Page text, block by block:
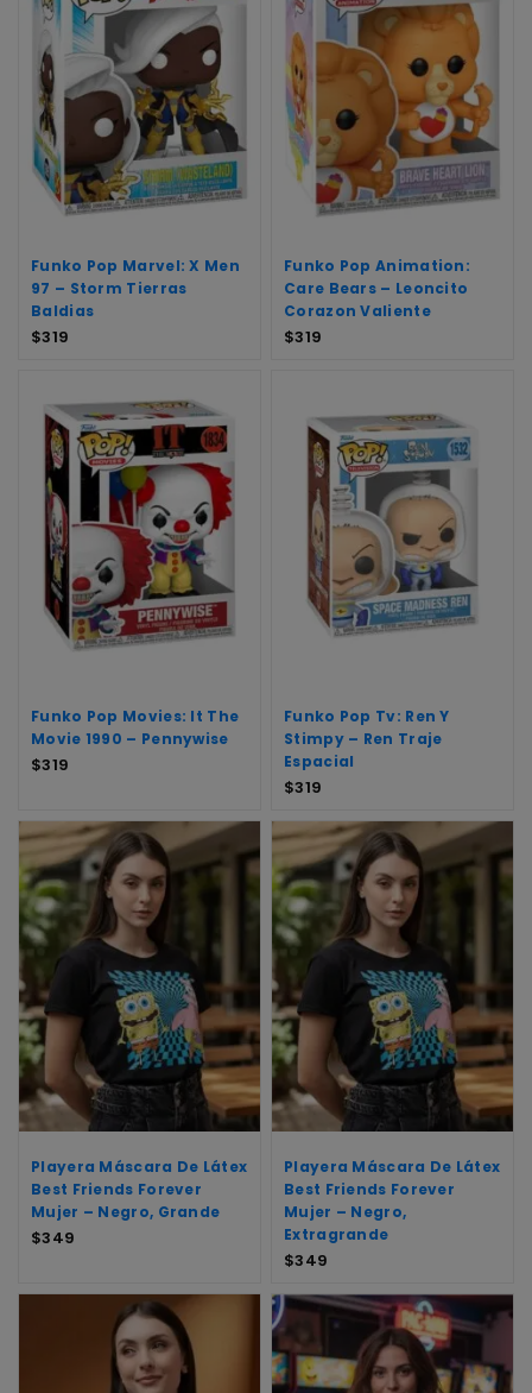
Funko Pop Marvel: X Men
97 – Storm Tierras
Baldias
$319
Funko Pop Animation:
Care Bears – Leoncito
Corazon Valiente
$319
Funko Pop Movies: It The
Movie 1990 – Pennywise
$319
Funko Pop Tv: Ren Y
Stimpy – Ren Traje
Espacial
$319
Playera Máscara De Látex
Best Friends Forever
Mujer – Negro, Grande
$349
Playera Máscara De Látex
Best Friends Forever
Mujer – Negro,
Extragrande
$349